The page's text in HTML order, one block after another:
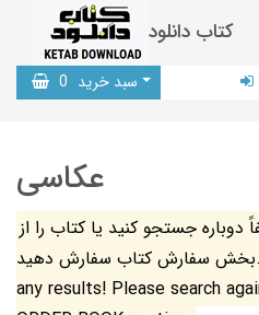
کتاب دانلود
سبد خرید 0
عکاسی
جستجو کنید یا کتاب را از
بخش سفارش کتاب سفارش دهید. The search did not yield
any results! Please search